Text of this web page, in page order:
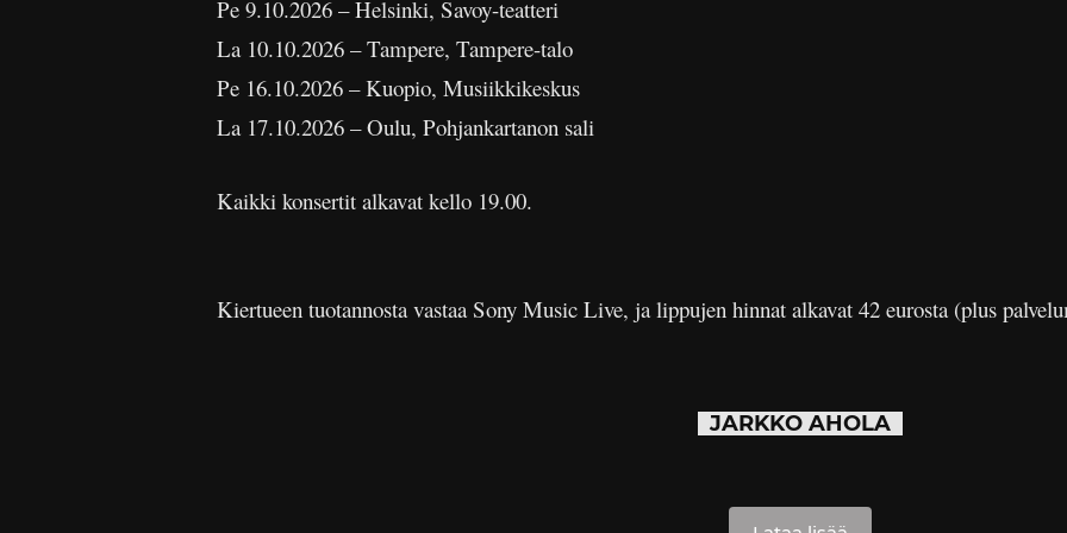
Pe 9.10.2026 – Helsinki, Savoy-teatteri
La 10.10.2026 – Tampere, Tampere-talo
Pe 16.10.2026 – Kuopio, Musiikkikeskus
La 17.10.2026 – Oulu, Pohjankartanon sali
Kaikki konsertit alkavat kello 19.00.
Kiertueen tuotannosta vastaa Sony Music Live, ja lippujen hinnat alkavat 42 eurosta (plus
JARKKO AHOLA